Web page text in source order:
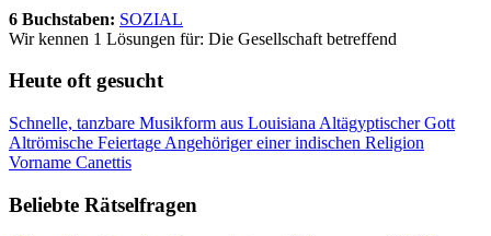
6 Buchstaben: SOZIAL
Wir kennen 1 Lösungen für: Die Gesellschaft betreffend
Heute oft gesucht
Schnelle, tanzbare Musikform aus Louisiana Altägyptischer Gott
Altrömische Feiertage Angehöriger einer indischen Religion
Vorname Canettis
Beliebte Rätselfragen